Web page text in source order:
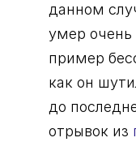
данном
умер
пример
как он
до
отрывок из